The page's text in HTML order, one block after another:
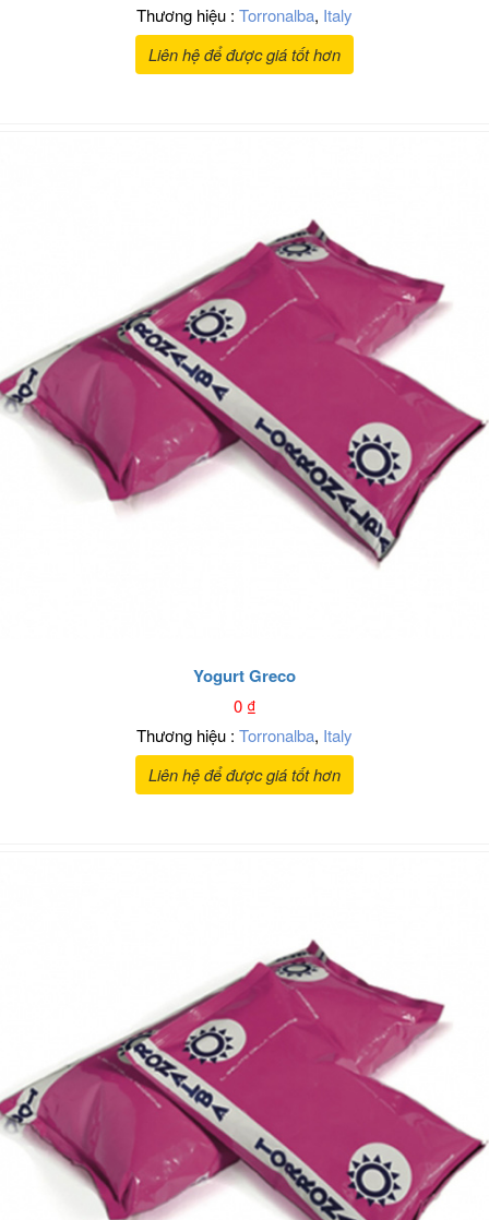
Thương hiệu : Torronalba, Italy
Liên hệ để được giá tốt hơn
Yogurt Greco
0₫
Thương hiệu : Torronalba, Italy
Liên hệ để được giá tốt hơn